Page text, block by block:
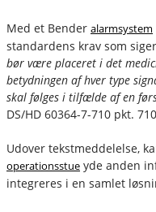
Med et Bender alarmsystem
standardens krav som
bør være placeret i det
betydningen af hver type
skal følges i tilfælde af en
DS/HD 60364-7-710 pkt.
Udover tekstmeddelelse,
operationsstue yde anden
integreres i en samlet